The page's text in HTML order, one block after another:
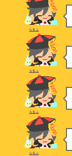
らるふ
らるふ
らるふ
らるふ